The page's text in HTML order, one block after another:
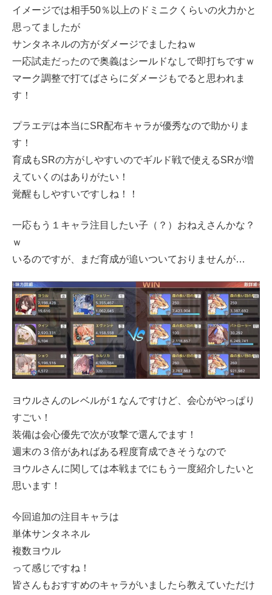
イメージでは相手50％以上のドミニクくらいの火力かと
思ってましたが
サンタネネルの方がダメージでましたねｗ
一応試走だったので奥義はシールドなしで即打ちですｗ
マーク調整で打てばさらにダメージもでると思われま
す！
プラエデは本当にSR配布キャラが優秀なので助かりま
す！
育成もSRの方がしやすいのでギルド戦で使えるSRが増
えていくのはありがたい！
覚醒もしやすいですしね！！
一応もう１キャラ注目したい子（？）おねえさんかな？
ｗ
いるのですが、まだ育成が追いついておりませんが…
ヨウルさんのレベルが１なんですけど、会心がやっぱり
すごい！
装備は会心優先で次が攻撃で選んでます！
週末の３倍があればある程度育成できそうなので
ヨウルさんに関しては本戦までにもう一度紹介したいと
思います！
今回追加の注目キャラは
単体サンタネネル
複数ヨウル
って感じですね！
皆さんもおすすめのキャラがいましたら教えていただけ